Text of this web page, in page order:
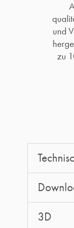
und
zu
3D